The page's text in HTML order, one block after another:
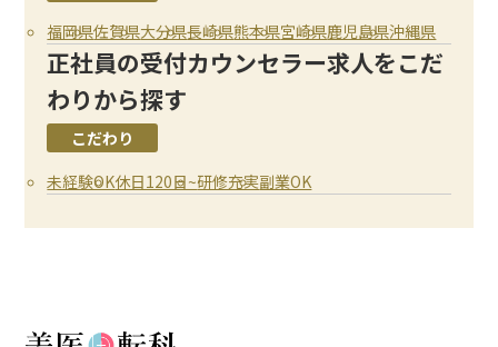
福岡県佐賀県大分県長崎県熊本県宮崎県鹿児島県沖縄県
正社員の受付カウンセラー求人をこだ
わりから探す
こだわり
未経験OK休日120日~研修充実副業OK